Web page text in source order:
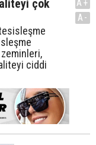
çok
zeminleri,
ciddi
A+
A-